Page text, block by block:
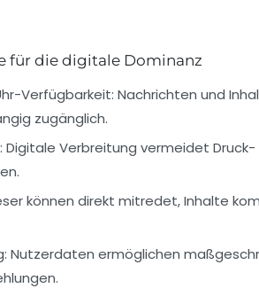
für die digitale Dominanz
Verfügbarkeit: Nachrichten und
zugänglich.
Digitale Verbreitung vermeidet Druck-
können direkt mitredet, Inhalte
Nutzerdaten ermöglichen